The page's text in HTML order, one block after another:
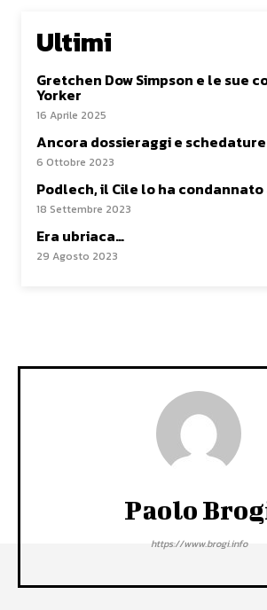
Ultimi
Gretchen Dow Simpson e le sue
Yorker
16 Aprile 2025
Ancora dossieraggi e schedature
6 Ottobre 2023
Podlech, il Cile lo ha
18 Settembre 2023
Era ubriaca…
29 Agosto 2023
Paolo
https://www.brogi.info